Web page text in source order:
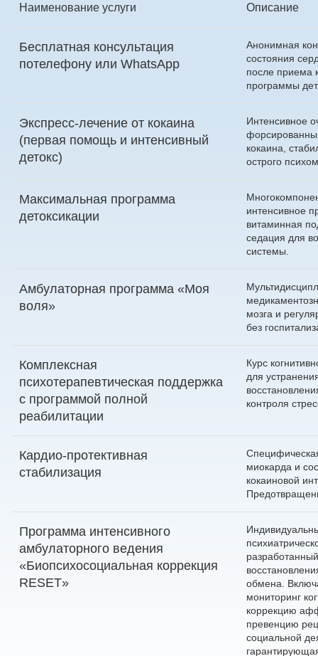
Наименование услуги Описание
Бесплатная консультация
потелефону или WhatsApp
Анонимная
состояния
после приема
программы
Экспресс-лечение от кокаина
(первая помощь и интенсивный
детокс)
Интенсивное
кокаина,
острого
Максимальная программа
детоксикации
интенсивное
витаминная
седация для
системы.
Амбулаторная программа «Моя
воля»
мозга и
без
Комплексная
психотерапевтическая поддержка
с программой полной
реабилитации
Курс
для
контроля
Кардио-протективная
стабилизация
миокарда и
кокаиновой
Программа интенсивного
амбулаторного ведения
«Биопсихосоциальная коррекция
RESET»
обмена.
мониторинг
коррекцию
превенцию
социальной